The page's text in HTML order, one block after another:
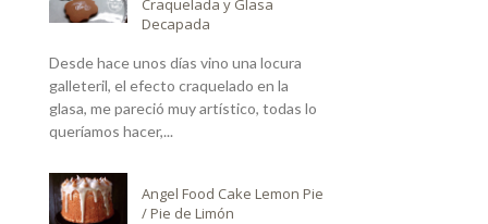
Craquelada y Glasa
Decapada
Desde hace unos días vino una locura
galleteril, el efecto craquelado en la
glasa, me pareció muy artístico, todas lo
queríamos hacer,...
Angel Food Cake Lemon Pie
/ Pie de Limón